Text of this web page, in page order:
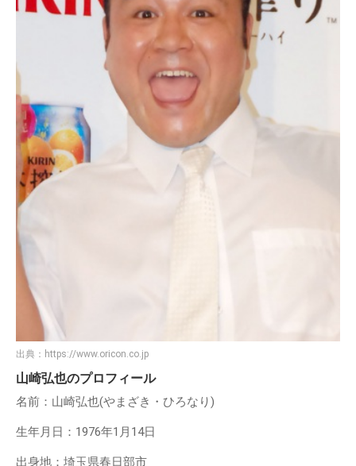
出典： https://www.oricon.co.jp
山崎弘也のプロフィール
名前：山崎弘也(やまざき・ひろなり)
生年月日：1976年1月14日
出身地：埼玉県春日部市